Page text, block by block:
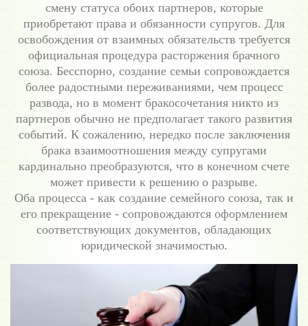
смену статуса обоих партнеров, которые
приобретают права и обязанности супругов. Для
освобождения от взаимных обязательств требуется
официальная процедура расторжения брачного
союза. Бесспорно, создание семьи сопровождается
более радостными переживаниями, чем процесс
развода, но в момент бракосочетания никто из
партнеров обычно не предполагает такого развития
событий. К сожалению, нередко после заключения
брака взаимоотношения между супругами
кардинально преобразуются, что в конечном счете
может привести к решению о разрыве.
Оба процесса - как создание семейного союза, так и
его прекращение - сопровождаются оформлением
соответствующих документов, обладающих
юридической значимостью.